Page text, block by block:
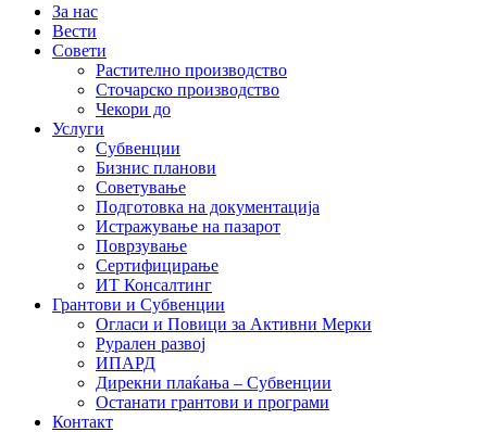
За нас
Вести
Совети
Растително производство
Сточарско производство
Чекори до
Услуги
Субвенции
Бизнис планови
Советување
Подготовка на документација
Истражување на пазарот
Поврзување
Сертифицирање
ИТ Консалтинг
Грантови и Субвенции
Огласи и Повици за Активни Мерки
Рурален развој
ИПАРД
Дирекни плаќања – Субвенции
Останати грантови и програми
Контакт